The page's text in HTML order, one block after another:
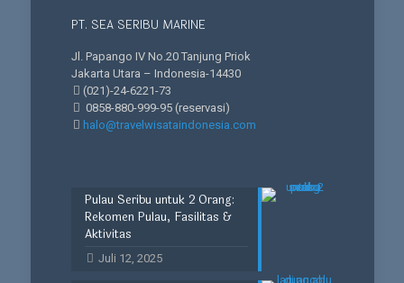
PT. SEA SERIBU MARINE
Jl. Papango IV No.20 Tanjung Priok
Jakarta Utara – Indonesia-14430
(021)-24-6221-73
0858-880-999-95(reservasi)
halo@travelwisataindonesia.com
Pulau Seribu untuk 2 Orang:
Rekomen Pulau, Fasilitas &
Aktivitas
Juli 12, 2025